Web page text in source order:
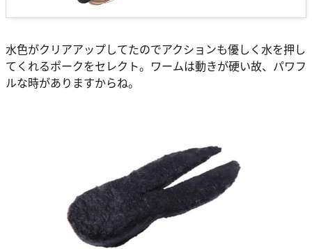
水色がクリアアップしてたのでアクションも優しく水を押し
てくれるポークをセレクト。ワームは動きが硬い故、パワフ
ルな時がありますからね。